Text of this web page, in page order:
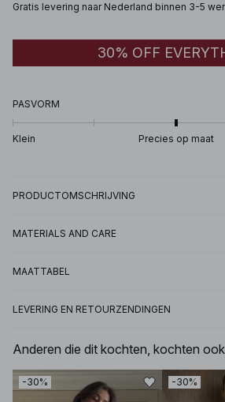
Gratis levering naar Nederland binnen 3-5
30% OFF
PASVORM
Klein Precies op maat
PRODUCTOMSCHRIJVING
MATERIALS AND CARE
MAATTABEL
LEVERING EN RETOURZENDINGEN
Anderen die dit kochten, kochten ook
-30% -30%